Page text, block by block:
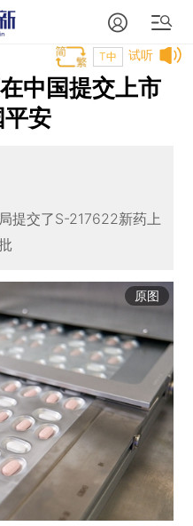
试听
T中
中国提交上市
安
提交了S-217622新药上
原图